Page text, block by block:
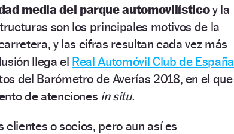
media del parque automovilísticoy la
son los principales motivos de la
y las cifras resultan cada vez más
llega el Real Automóvil Club de España
del Barómetro de Averías 2018, en el que
de atenciones in situ.
o socios, pero aun así es